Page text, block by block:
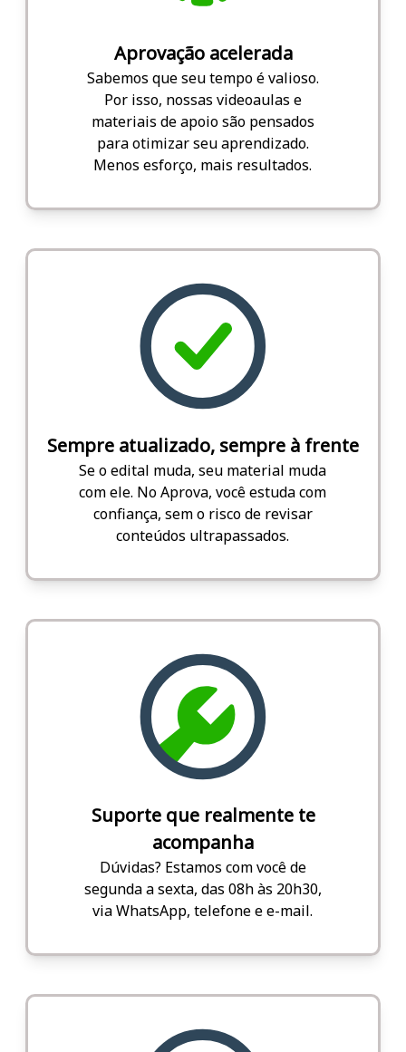
Aprovação acelerada
Sabemos que seu tempo é valioso.
Por isso, nossas videoaulas e
materiais de apoio são pensados
para otimizar seu aprendizado.
Menos esforço, mais resultados.
Sempre atualizado, sempre à frente
Se o edital muda, seu material muda
com ele. No Aprova, você estuda com
confiança, sem o risco de revisar
conteúdos ultrapassados.
Suporte que realmente te
acompanha
Dúvidas? Estamos com você de
segunda a sexta, das 08h às 20h30,
via WhatsApp, telefone e e-mail.